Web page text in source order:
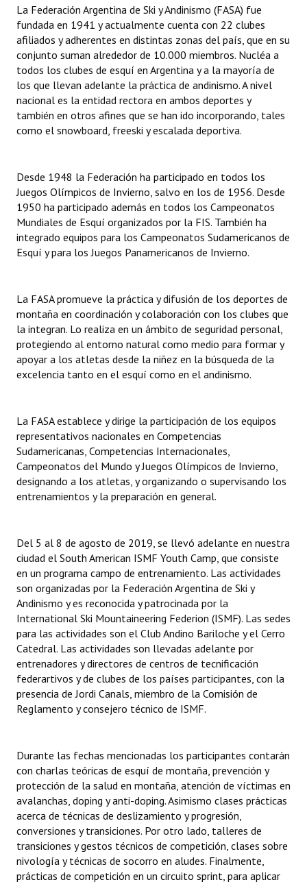
Actas de Sesión
Informes de Unidad Coordinadora
Ejecución Presupuestaria
Actas de Audiencias Públicas
NORMATIVA
Declaraciones
Resoluciones
Resoluciones de Presidencia
Antiguos Pobladores
Noticias Destacadas
Registros y Distinciones
Premio al Mérito - Registro
Audiencias Públicas - Registro
Mujeres que Dejaron Huellas - Registro
Periodistas Decanos - Registro
Banca del Vecino - Registro
Huéspedes de Honor - Registro
Antiguos Pobladores - Registro
Reconocimientos - Registro
Bariloche, Municipio intercultural
Entrega de distinciones
La Federación Argentina de Ski y Andinismo (FASA) fue
fundada en 1941 y actualmente cuenta con 22 clubes
afiliados y adherentes en distintas zonas del país, que en su
conjunto suman alrededor de 10.000 miembros. Nucléa a
todos los clubes de esquí en Argentina y a la mayoría de
los que llevan adelante la práctica de andinismo. A nivel
nacional es la entidad rectora en ambos deportes y
también en otros afines que se han ido incorporando, tales
como el snowboard, freeski y escalada deportiva.
Desde 1948 la Federación ha participado en todos los
Juegos Olímpicos de Invierno, salvo en los de 1956. Desde
1950 ha participado además en todos los Campeonatos
Mundiales de Esquí organizados por la FIS. También ha
integrado equipos para los Campeonatos Sudamericanos de
Esquí y para los Juegos Panamericanos de Invierno.
La FASA promueve la práctica y difusión de los deportes de
montaña en coordinación y colaboración con los clubes que
la integran. Lo realiza en un ámbito de seguridad personal,
protegiendo al entorno natural como medio para formar y
apoyar a los atletas desde la niñez en la búsqueda de la
excelencia tanto en el esquí como en el andinismo.
La FASA establece y dirige la participación de los equipos
representativos nacionales en Competencias
Sudamericanas, Competencias Internacionales,
Campeonatos del Mundo y Juegos Olímpicos de Invierno,
designando a los atletas, y organizando o supervisando los
entrenamientos y la preparación en general.
Del 5 al 8 de agosto de 2019, se llevó adelante en nuestra
ciudad el South American ISMF Youth Camp, que consiste
en un programa campo de entrenamiento. Las actividades
son organizadas por la Federación Argentina de Ski y
Andinismo y es reconocida y patrocinada por la
International Ski Mountaineering Federion (ISMF). Las sedes
para las actividades son el Club Andino Bariloche y el Cerro
Catedral. Las actividades son llevadas adelante por
entrenadores y directores de centros de tecnificación
federartivos y de clubes de los países participantes, con la
presencia de Jordi Canals, miembro de la Comisión de
Reglamento y consejero técnico de ISMF.
Durante las fechas mencionadas los participantes contarán
con charlas teóricas de esquí de montaña, prevención y
protección de la salud en montaña, atención de víctimas en
avalanchas, doping y anti-doping. Asimismo clases prácticas
acerca de técnicas de deslizamiento y progresión,
conversiones y transiciones. Por otro lado, talleres de
transiciones y gestos técnicos de competición, clases sobre
nivología y técnicas de socorro en aludes. Finalmente,
prácticas de competición en un circuito sprint, para aplicar